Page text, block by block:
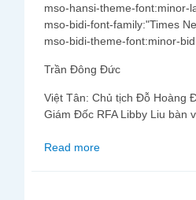
mso-hansi-theme-font:minor-
mso-bidi-font-family:"Times
mso-bidi-theme-font:minor-
Trần Đông Đức
Việt Tân: Chủ tịch Đỗ Hoàng
Giám Đốc RFA Libby Liu bàn
Read more